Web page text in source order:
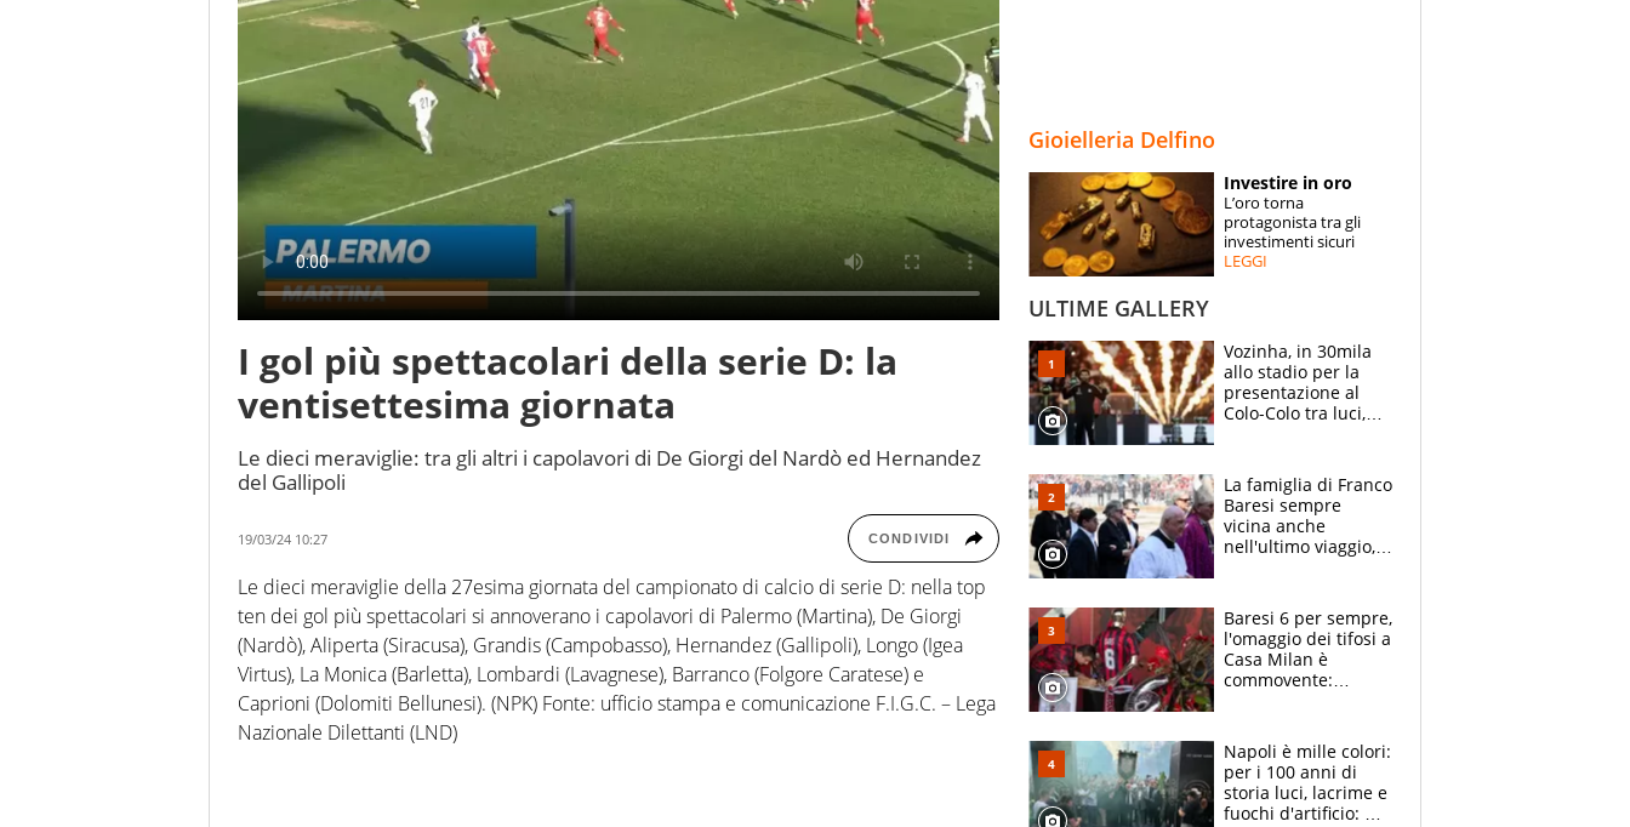
SPECIALI
ESPERTI
I gol più spettacolari della serie D: la
ventisettesima giornata
Le dieci meraviglie: tra gli altri i capolavori di De Giorgi del Nardò ed Hernandez
del Gallipoli
19/03/24 10:27 CONDIVIDI
Le dieci meraviglie della 27esima giornata del campionato di calcio di serie D: nella top
ten dei gol più spettacolari si annoverano i capolavori di Palermo (Martina), De Giorgi
(Nardò), Aliperta (Siracusa), Grandis (Campobasso), Hernandez (Gallipoli), Longo (Igea
Virtus), La Monica (Barletta), Lombardi (Lavagnese), Barranco (Folgore Caratese) e
Caprioni (Dolomiti Bellunesi). (NPK) Fonte: ufficio stampa e comunicazione F.I.G.C. – Lega
Nazionale Dilettanti (LND)
Gioielleria Delfino
Investire in oro
L’oro torna
protagonista tra gli
investimenti sicuri
LEGGI
ULTIME GALLERY
Vozinha, in 30mila
allo stadio per la
presentazione al
Colo-Colo tra luci,
La famiglia di Franco
Baresi sempre
vicina anche
nell'ultimo viaggio,
circondati
dall'affetto dei tifosi
Baresi 6 per sempre,
l'omaggio dei tifosi a
Casa Milan è
commovente:
bigliettini
Napoli è mille colori:
per i 100 anni di
storia luci, lacrime e
fuochi d'artificio: De